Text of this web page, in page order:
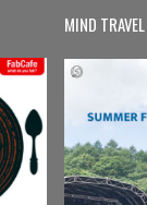
MIND TRAVEL